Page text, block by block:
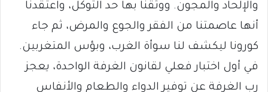
والإلحاد والمجون. ووثقنا بها حد التوكل، واعتقدنا
أنها عاصمتنا من الفقر والجوع والمرض، ثم جاء
كورونا ليكشف لنا سوأة الغرب، وبؤس المتغربين.
في أول اختبار فعلي لقانون الغرفة الواحدة، يعجز
رب الغرفة عن توفير الدواء والطعام والأنفاس